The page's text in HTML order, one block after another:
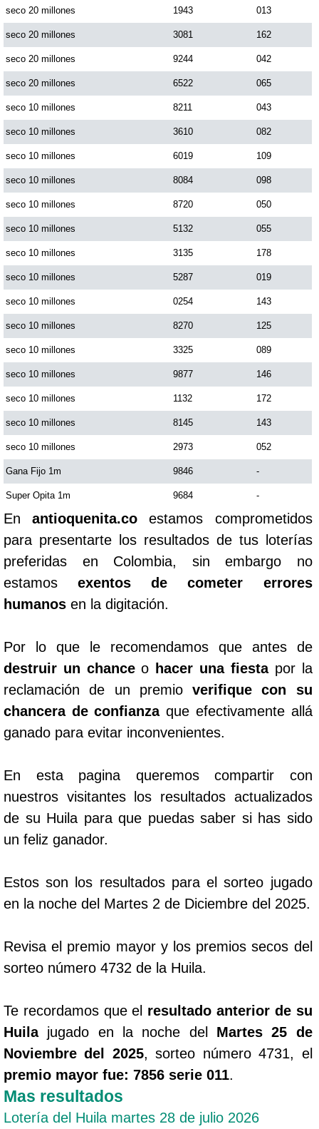
seco 20 millones 1943 013
seco 20 millones 3081 162
seco 20 millones 9244 042
seco 20 millones 6522 065
seco 10 millones 8211 043
seco 10 millones 3610 082
seco 10 millones 6019 109
seco 10 millones 8084 098
seco 10 millones 8720 050
seco 10 millones 5132 055
seco 10 millones 3135 178
seco 10 millones 5287 019
seco 10 millones 0254 143
seco 10 millones 8270 125
seco 10 millones 3325 089
seco 10 millones 9877 146
seco 10 millones 1132 172
seco 10 millones 8145 143
seco 10 millones 2973 052
Gana Fijo 1m 9846 -
Super Opita 1m 9684 -
Enantioquenita.co estamos comprometidos
para presentarte los resultados de tus loterías
preferidas en Colombia, sin embargo no
estamosexentos de cometer errores
humanos en la digitación.
Por lo que le recomendamos que antes de
destruir un chanceo hacer una fiestapor la
reclamación de un premioverifique con su
chancera de confianzaque efectivamente allá
ganado para evitar inconvenientes.
En esta pagina queremos compartir con
nuestros visitantes los resultados actualizados
de su Huila para que puedas saber si has sido
un feliz ganador.
Estos son los resultados para el sorteo jugado
en la noche del Martes 2 de Diciembre del 2025.
Revisa el premio mayor y los premios secos del
sorteo número 4732 de la Huila.
Te recordamos que el resultado anterior de su
Huilajugado en la noche del Martes 25 de
Noviembre del 2025, sorteo número 4731, el
premio mayor fue: 7856 serie 011.
Mas resultados
Lotería del Huila martes 28 de julio 2026